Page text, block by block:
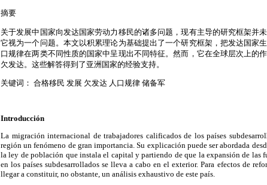
摘要
关于发展中国家向发达国家劳动力移民的诸多问题，现有主导的研究框架并
它视为一个问题。本文以积累理论为基础提出了一个研究框架，把发达国家
口规律在两类不同性质的国家中呈现出不同特征。然而，它在全球层次上的
欠发达。这些解答得到了亚洲国家的经验支持。
关键词： 合格移民 发展 欠发达 人口规律 储备军
Introducción
La migración internacional de trabajadores calificados de los países
región un fenómeno de gran importancia. Su explicación puede ser abordada
la ley de población que instala el capital y partiendo de que la expansión de las
en los países subdesarrollados se lleva a cabo en el exterior. Para efectos de
llegar a constituir, no obstante, un análisis exhaustivo de este país.